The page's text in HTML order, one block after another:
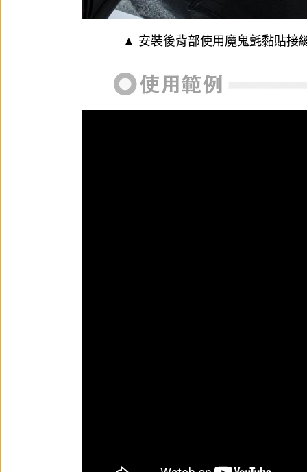
▲ 安裝後背部使用魔鬼氈黏貼接